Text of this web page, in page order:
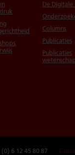
De Digitale
Columns
Publicaties
Publicaties
(0) 6 12 45 80 87 E-mail